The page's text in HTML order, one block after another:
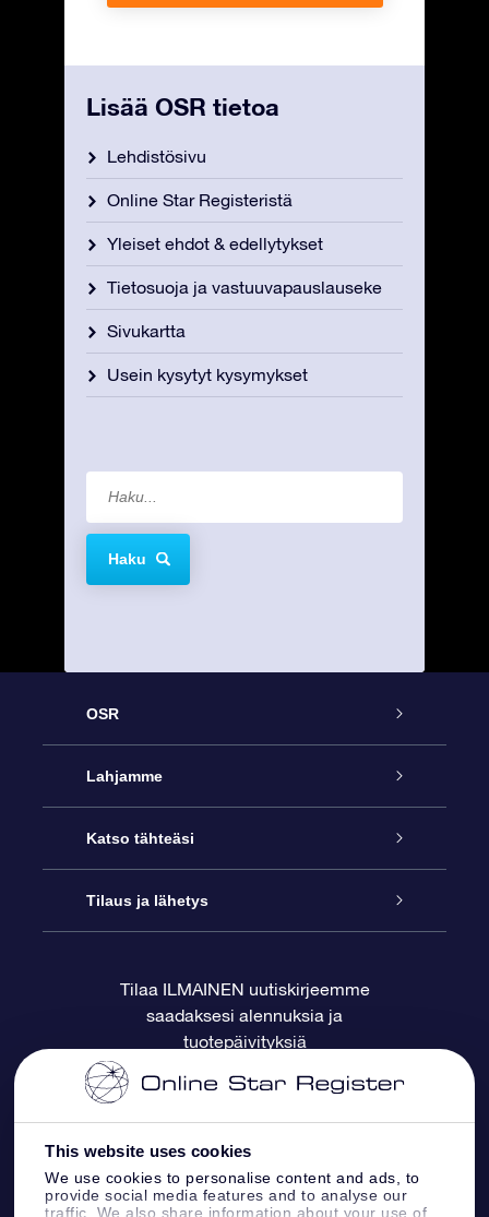
This website uses cookies
We use cookies to personalise content and ads, to
provide social media features and to analyse our
traffic. We also share information about your use of
Lisää OSR tietoa
Lehdistösivu
Online Star Registeristä
Yleiset ehdot & edellytykset
Tietosuoja ja vastuuvapauslauseke
Sivukartta
Usein kysytyt kysymykset
Haku
OSR
Palvelu
Ota meihin yhteyttä
Blogi
Arvostelut
Lahjamme
Online Star -lahja
OSR-lahjapakkaus
OSR-lahjakortti
Yrityslahjat
Katso tähteäsi
Star Register
Henkilökohtainen Tähtisivu
One Million Stars
OSR -tähden tallennus
Lennä tähtiin VR -sovellus
Tilaus ja lähetys
Maksutiedot
Toimitustiedot
Palautuskäytäntö
Tähtikuviosta
Tilaa ILMAINEN uutiskirjeemme
saadaksesi alennuksia ja
tuotepäivityksiä